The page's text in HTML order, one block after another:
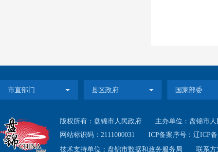
版权所有：盘锦市人民政府
主办单位：盘锦市
网站标识码：2111000031
ICP备案序号： 辽ICP
技术支持单位：盘锦市数据和政务服务局
联系方